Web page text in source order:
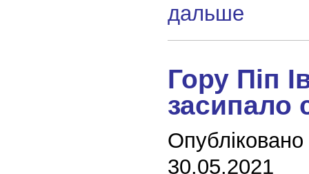
дальше
Гору Піп
засипало
30.05.2021